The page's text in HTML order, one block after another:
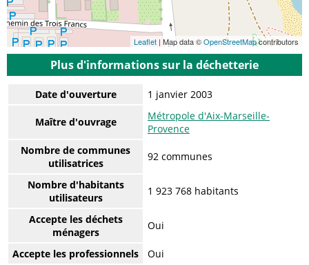
Leaflet | Map data ©OpenStreetMapcontributors
Plus d'informations sur la déchetterie
Date d'ouverture 1 janvier 2003
Maître d'ouvrage
Métropole d'Aix-Marseille-
Provence
Nombre de communes
utilisatrices
92 communes
Nombre d'habitants
utilisateurs
1 923 768 habitants
Accepte les déchets
ménagers
Oui
Accepte les professionnels
Oui